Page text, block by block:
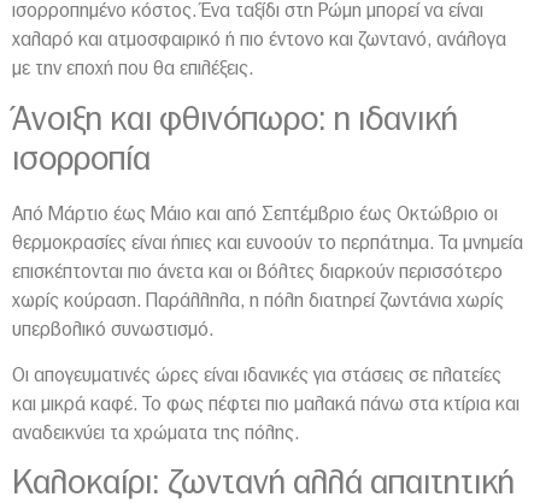
ισορροπημένο κόστος. Ένα ταξίδι στη Ρώμη μπορεί να είναι
χαλαρό και ατμοσφαιρικό ή πιο έντονο και ζωντανό, ανάλογα
με την εποχή που θα επιλέξεις.
Άνοιξη και φθινόπωρο: η ιδανική
ισορροπία
Από Μάρτιο έως Μάιο και από Σεπτέμβριο έως Οκτώβριο οι
θερμοκρασίες είναι ήπιες και ευνοούν το περπάτημα. Τα μνημεία
επισκέπτονται πιο άνετα και οι βόλτες διαρκούν περισσότερο
χωρίς κούραση. Παράλληλα, η πόλη διατηρεί ζωντάνια χωρίς
υπερβολικό συνωστισμό.
Οι απογευματινές ώρες είναι ιδανικές για στάσεις σε πλατείες
και μικρά καφέ. Το φως πέφτει πιο μαλακά πάνω στα κτίρια και
αναδεικνύει τα χρώματα της πόλης.
Καλοκαίρι: ζωντανή αλλά απαιτητική